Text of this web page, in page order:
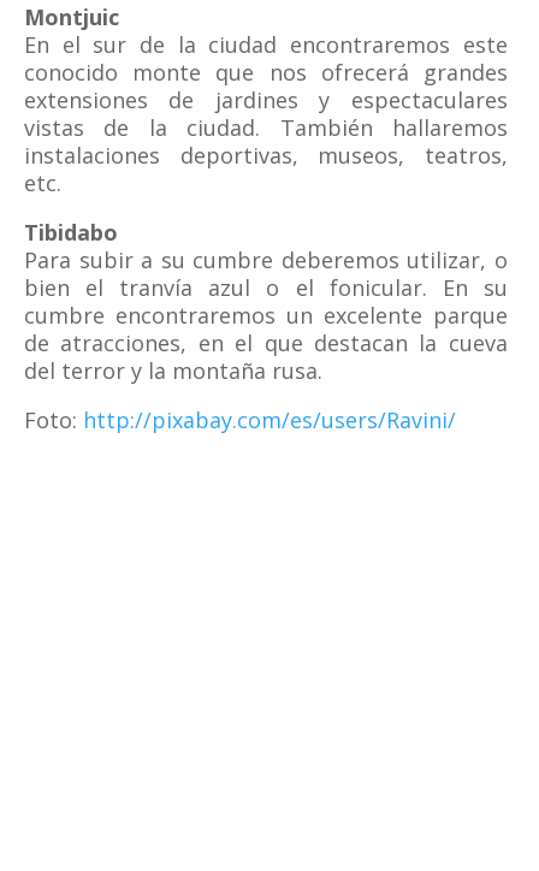
Montjuic
En el sur de la ciudad encontraremos este
conocido monte que nos ofrecerá grandes
extensiones de jardines y espectaculares
vistas de la ciudad. También hallaremos
instalaciones deportivas, museos, teatros,
etc.
Tibidabo
Para subir a su cumbre deberemos utilizar, o
bien el tranvía azul o el fonicular. En su
cumbre encontraremos un excelente parque
de atracciones, en el que destacan la cueva
del terror y la montaña rusa.
Foto: http://pixabay.com/es/users/Ravini/